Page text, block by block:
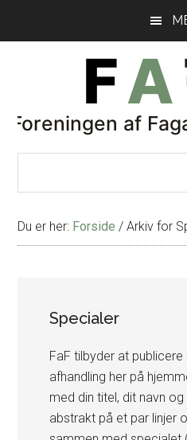
Du er her: Forside / Arkiv for
Specialer
FaF tilbyder at
afhandling her på
med din titel, dit navn
abstrakt på et par linjer